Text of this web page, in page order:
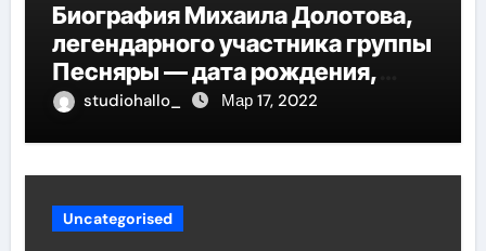
Биография Михаила Долотова,
легендарного участника группы
Песняры — дата рождения,
творческий путь и невероятные
studiohallo_ Мар 17, 2022
Uncategorised